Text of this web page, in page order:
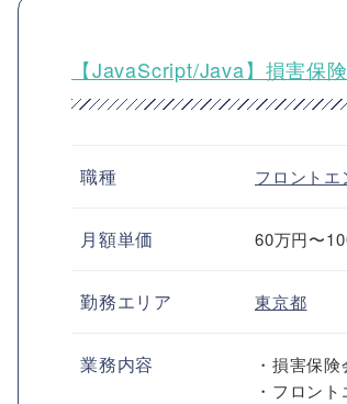
【JavaScript/Java】損害保
職種 フロント
月額単価 60万円〜
勤務エリア 東京都
業務内容
・損害保
・フロン